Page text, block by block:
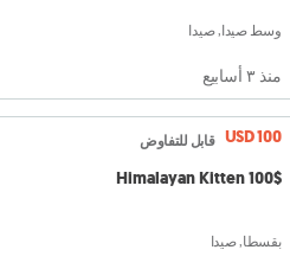
وسط صيدا, صيدا
منذ ٣ أسابيع
USD 100 قابل للتفاوض
Himalayan Kitten 100$
بقسطا, صيدا